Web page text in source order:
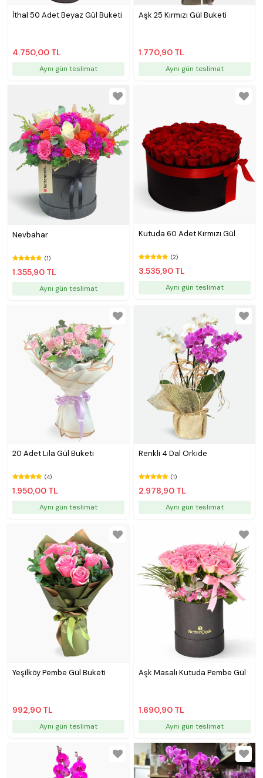
İthal 50 Adet Beyaz Gül Buketi
4.750,00 TL
Aynı gün teslimat
Aşk 25 Kırmızı Gül Buketi
1.770,90 TL
Aynı gün teslimat
Nevbahar
(1)
1.355,90 TL
Aynı gün teslimat
Kutuda 60 Adet Kırmızı Gül
(2)
3.535,90 TL
Aynı gün teslimat
20 Adet Lila Gül Buketi
(4)
1.950,00 TL
Aynı gün teslimat
Renkli 4 Dal Orkide
(1)
2.978,90 TL
Aynı gün teslimat
Yeşilköy Pembe Gül Buketi
992,90 TL
Aynı gün teslimat
Aşk Masalı Kutuda Pembe Gül
1.690,90 TL
Aynı gün teslimat